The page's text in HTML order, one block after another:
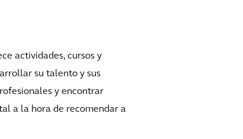
actividades, cursos y
su talento y sus
y encontrar
a la hora de recomendar a